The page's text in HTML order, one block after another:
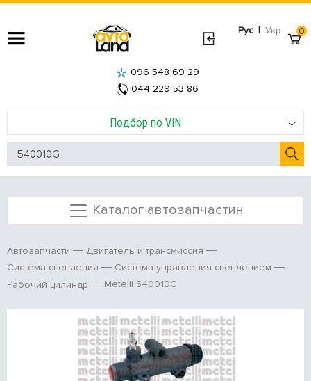
Рус | Укр
Подбор по VIN
096 548 69 29
044 229 53 86
0
Каталог автозапчастин
Автозапчасти
Двигатель и трансмиссия
Система сцепления
Система управления сцеплением
Рабочий цилиндр
Metelli 540010G